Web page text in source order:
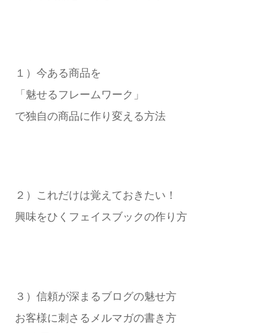
１）今ある商品を
「魅せるフレームワーク」
で独自の商品に作り変える方法
２）これだけは覚えておきたい！
興味をひくフェイスブックの作り方
３）信頼が深まるブログの魅せ方
お客様に刺さるメルマガの書き方